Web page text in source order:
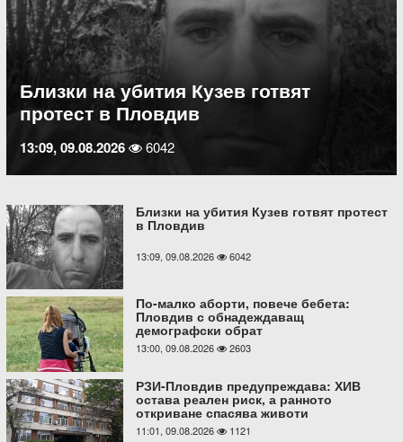
Близки на убития Кузев готвят
протест в Пловдив
13:09, 09.08.2026 6042
Близки на убития Кузев готвят протест
в Пловдив
13:09, 09.08.2026 6042
По-малко аборти, повече бебета:
Пловдив с обнадеждаващ
демографски обрат
13:00, 09.08.2026 2603
РЗИ-Пловдив предупреждава: ХИВ
остава реален риск, а ранното
откриване спасява животи
11:01, 09.08.2026 1121